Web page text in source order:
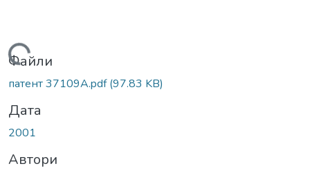
Файли
патент 37109А.pdf(97.83 KB)
Дата
2001
Автори